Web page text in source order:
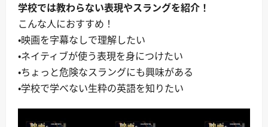
学校では教わらない表現やスラングを紹介！
こんな人におすすめ！
・映画を字幕なしで理解したい
・ネイティブが使う表現を身につけたい
・ちょっと危険なスラングにも興味がある
・学校で学べない生粋の英語を知りたい